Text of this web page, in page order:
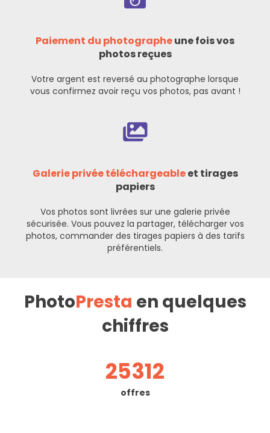
Paiement du photographeune fois vos
photos reçues
Votre argent est reversé au photographe lorsque
vous confirmez avoir reçu vos photos, pas avant !
Galerie privée téléchargeableet tirages
papiers
Vos photos sont livrées sur une galerie privée
sécurisée. Vous pouvez la partager, télécharger vos
photos, commander des tirages papiers à des tarifs
préférentiels.
PhotoPresta en quelques
chiffres
25312
offres